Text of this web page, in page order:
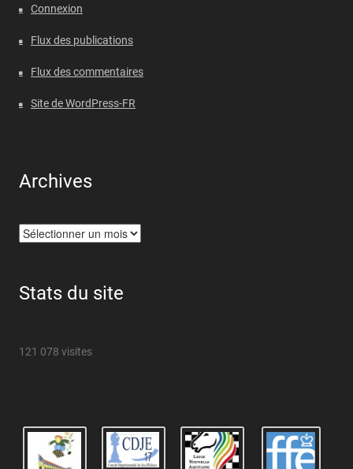
Connexion
Flux des publications
Flux des commentaires
Site de WordPress-FR
Archives
Archives
Stats du site
121 078 visites